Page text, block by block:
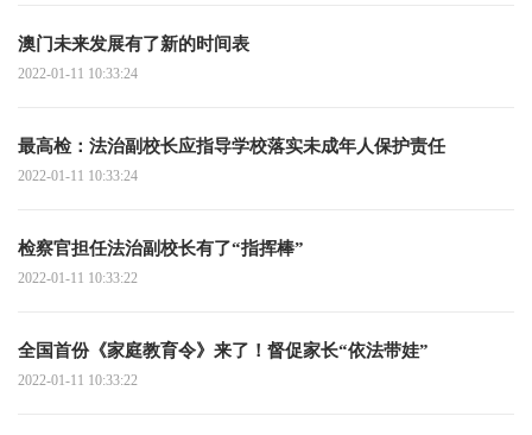
澳门未来发展有了新的时间表
2022-01-11 10:33:24
最高检：法治副校长应指导学校落实未成年人保护责任
2022-01-11 10:33:24
检察官担任法治副校长有了“指挥棒”
2022-01-11 10:33:22
全国首份《家庭教育令》来了！督促家长“依法带娃”
2022-01-11 10:33:22